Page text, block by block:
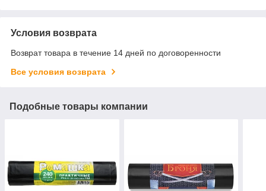
Условия возврата
Возврат товара в течение 14 дней по договоренности
Все условия возврата
Подобные товары компании